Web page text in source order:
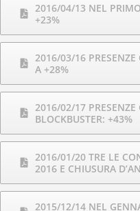
2016/04/13 NEL
+23%
2016/03/16
A +28%
2016/02/17 PRESENZE
BLOCKBUSTER: +43%
2016/01/20 TRE LE
2016 E CHIUSURA
2015/12/14 NEL